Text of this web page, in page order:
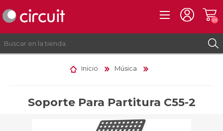
INICIAR SESIÓN
(0)
Inicio Música
Soporte Para Partitura C55-2